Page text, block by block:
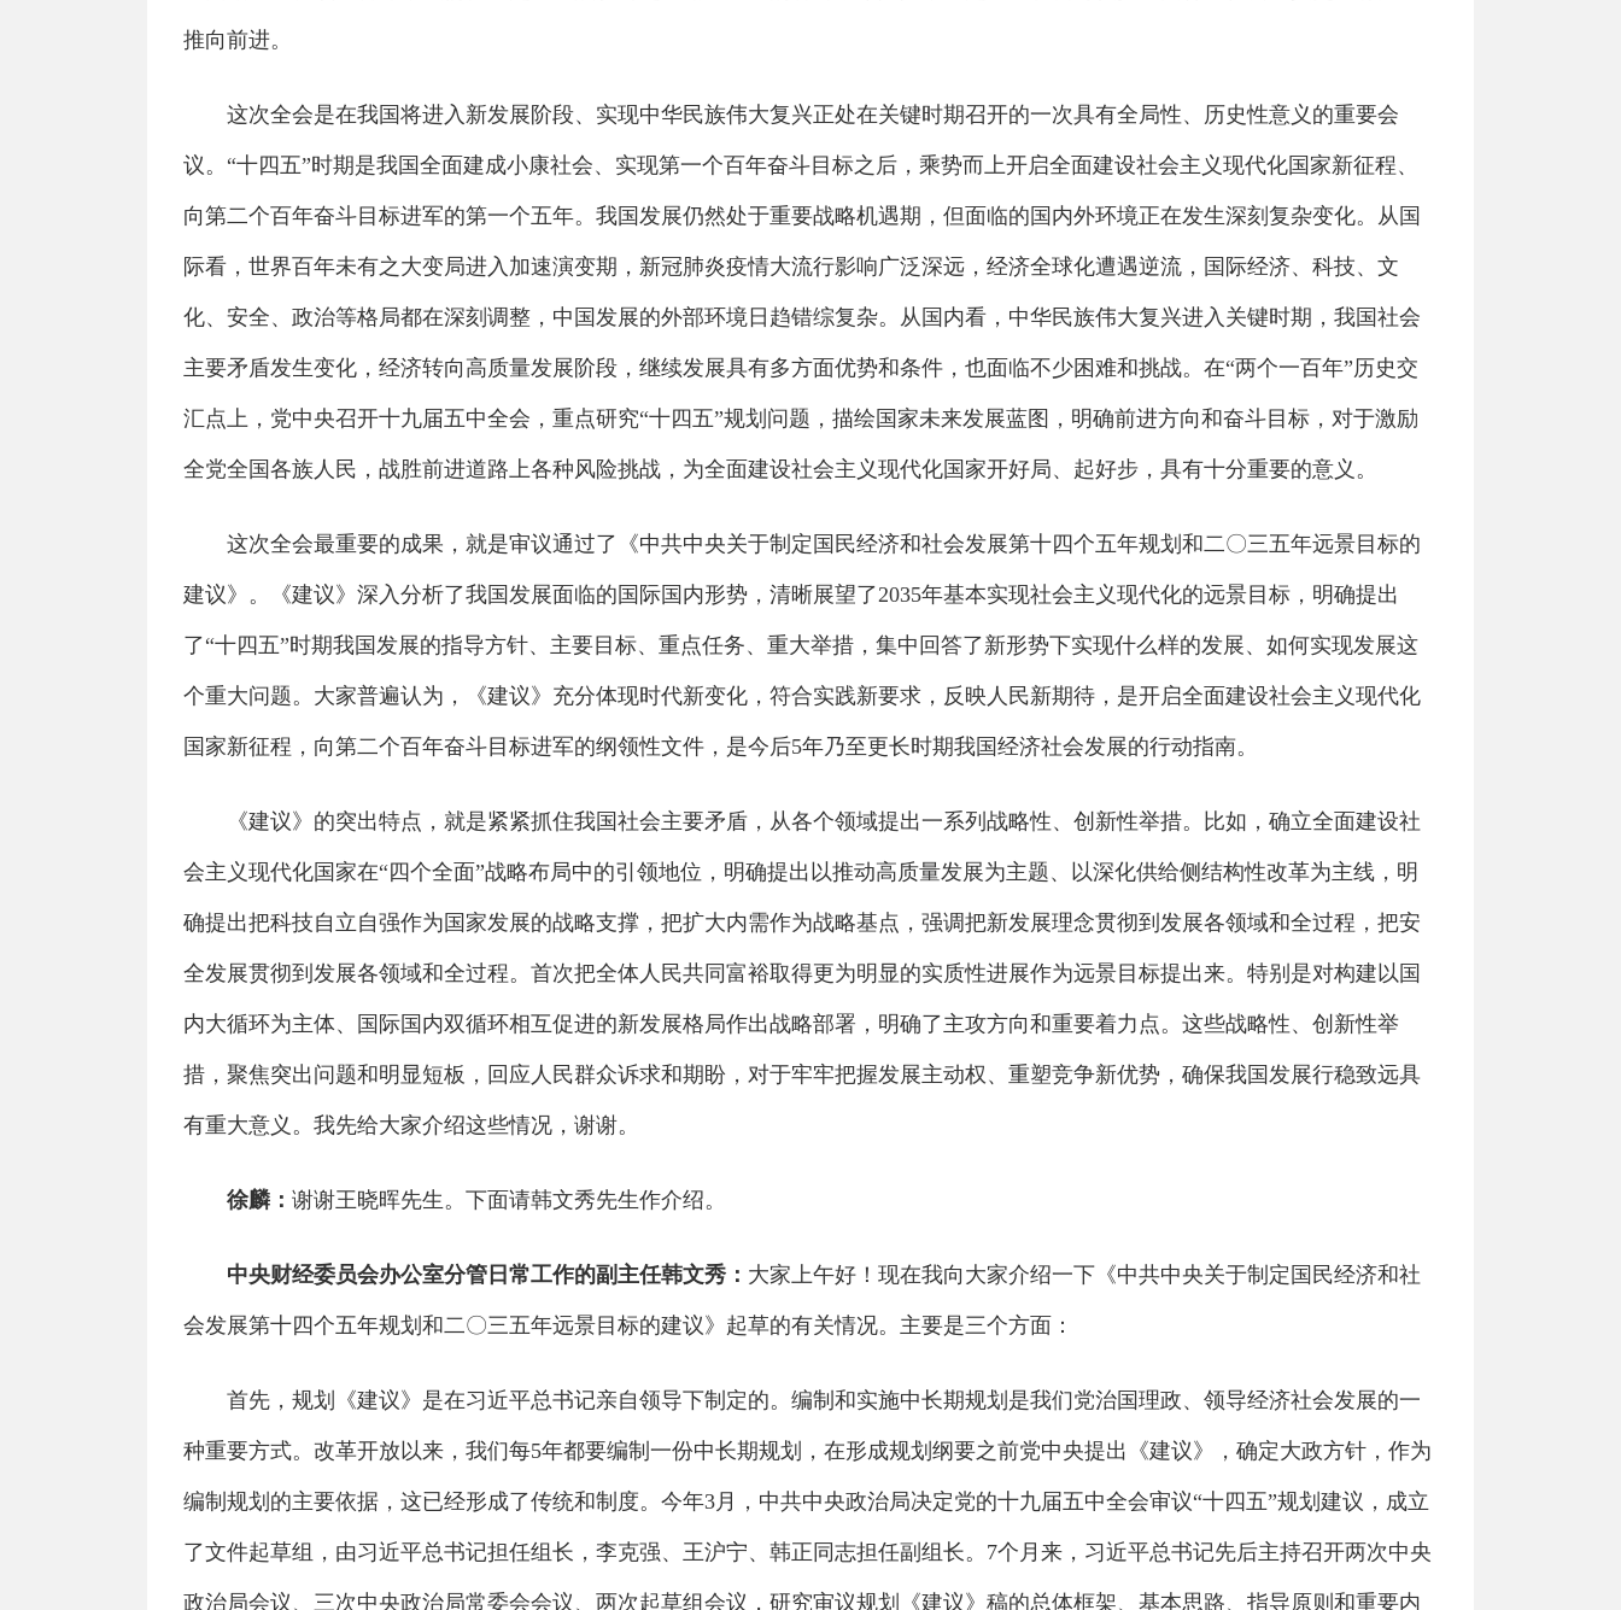
推向前进。
这次全会是在我国将进入新发展阶段、实现中华民族伟大复兴正处在关键时期召开的一次具有全局性、历史性意义的重要会
议。“十四五”时期是我国全面建成小康社会、实现第一个百年奋斗目标之后，乘势而上开启全面建设社会主义现代化国家新征程、
向第二个百年奋斗目标进军的第一个五年。我国发展仍然处于重要战略机遇期，但面临的国内外环境正在发生深刻复杂变化。从国
际看，世界百年未有之大变局进入加速演变期，新冠肺炎疫情大流行影响广泛深远，经济全球化遭遇逆流，国际经济、科技、文
化、安全、政治等格局都在深刻调整，中国发展的外部环境日趋错综复杂。从国内看，中华民族伟大复兴进入关键时期，我国社会
主要矛盾发生变化，经济转向高质量发展阶段，继续发展具有多方面优势和条件，也面临不少困难和挑战。在“两个一百年”历史交
汇点上，党中央召开十九届五中全会，重点研究“十四五”规划问题，描绘国家未来发展蓝图，明确前进方向和奋斗目标，对于激励
全党全国各族人民，战胜前进道路上各种风险挑战，为全面建设社会主义现代化国家开好局、起好步，具有十分重要的意义。
这次全会最重要的成果，就是审议通过了《中共中央关于制定国民经济和社会发展第十四个五年规划和二〇三五年远景目标的
建议》。《建议》深入分析了我国发展面临的国际国内形势，清晰展望了2035年基本实现社会主义现代化的远景目标，明确提出
了“十四五”时期我国发展的指导方针、主要目标、重点任务、重大举措，集中回答了新形势下实现什么样的发展、如何实现发展这
个重大问题。大家普遍认为，《建议》充分体现时代新变化，符合实践新要求，反映人民新期待，是开启全面建设社会主义现代化
国家新征程，向第二个百年奋斗目标进军的纲领性文件，是今后5年乃至更长时期我国经济社会发展的行动指南。
《建议》的突出特点，就是紧紧抓住我国社会主要矛盾，从各个领域提出一系列战略性、创新性举措。比如，确立全面建设社
会主义现代化国家在“四个全面”战略布局中的引领地位，明确提出以推动高质量发展为主题、以深化供给侧结构性改革为主线，明
确提出把科技自立自强作为国家发展的战略支撑，把扩大内需作为战略基点，强调把新发展理念贯彻到发展各领域和全过程，把安
全发展贯彻到发展各领域和全过程。首次把全体人民共同富裕取得更为明显的实质性进展作为远景目标提出来。特别是对构建以国
内大循环为主体、国际国内双循环相互促进的新发展格局作出战略部署，明确了主攻方向和重要着力点。这些战略性、创新性举
措，聚焦突出问题和明显短板，回应人民群众诉求和期盼，对于牢牢把握发展主动权、重塑竞争新优势，确保我国发展行稳致远具
有重大意义。我先给大家介绍这些情况，谢谢。
徐麟： 谢谢王晓晖先生。下面请韩文秀先生作介绍。
中央财经委员会办公室分管日常工作的副主任韩文秀： 大家上午好！现在我向大家介绍一下《中共中央关于制定国民经济和社
会发展第十四个五年规划和二〇三五年远景目标的建议》起草的有关情况。主要是三个方面：
首先，规划《建议》是在习近平总书记亲自领导下制定的。编制和实施中长期规划是我们党治国理政、领导经济社会发展的一
种重要方式。改革开放以来，我们每5年都要编制一份中长期规划，在形成规划纲要之前党中央提出《建议》，确定大政方针，作为
编制规划的主要依据，这已经形成了传统和制度。今年3月，中共中央政治局决定党的十九届五中全会审议“十四五”规划建议，成立
了文件起草组，由习近平总书记担任组长，李克强、王沪宁、韩正同志担任副组长。7个月来，习近平总书记先后主持召开两次中央
政治局会议、三次中央政治局常委会会议、两次起草组会议，研究审议规划《建议》稿的总体框架、基本思路、指导原则和重要内